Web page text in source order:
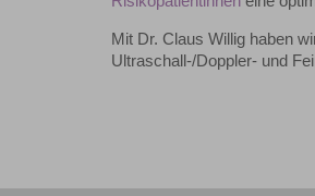
Mit Dr. Claus Willig haben
Ultraschall-/Doppler- und